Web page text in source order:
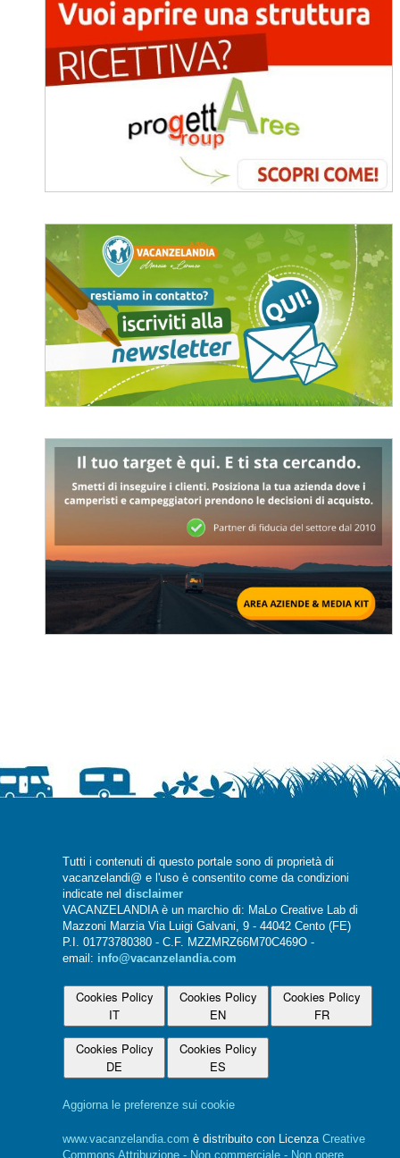
Tutti i contenuti di questo portale sono di proprietà di
vacanzelandi@ e l'uso è consentito come da condizioni
indicate nel disclaimer
VACANZELANDIA è un marchio di: MaLo Creative Lab di
Mazzoni Marzia Via Luigi Galvani, 9 - 44042 Cento (FE)
P.I. 01773780380 - C.F. MZZMRZ66M70C469O -
email: info@vacanzelandia.com
Cookies Policy
IT
Cookies Policy
EN
Cookies Policy
FR
Cookies Policy
DE
Cookies Policy
ES
Aggiorna le preferenze sui cookie
www.vacanzelandia.com è distribuito con Licenza Creative
Commons Attribuzione - Non commerciale - Non opere